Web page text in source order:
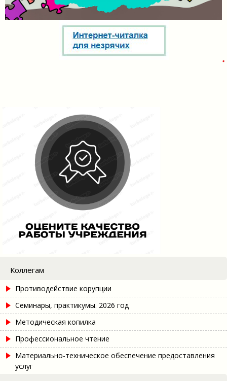
Коллегам
Противодействие корупции
Семинары, практикумы. 2026 год
Методическая копилка
Профессиональное чтение
Материально-техническое обеспечение предоставления
услуг